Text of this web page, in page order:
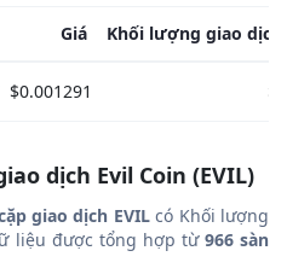
Giá Khối lượng giao dịch
$0.001291
dịch Evil Coin (EVIL)
giao dịch EVILcó Khối lượng
liệu được tổng hợp từ 966 sàn